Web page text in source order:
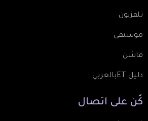
تلفزيون
موسيقى
فاشن
دليل ETبالعربي
كُن على اتصال